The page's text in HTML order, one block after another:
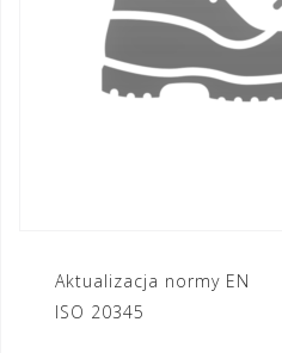
Nawigacja
wpisu
Aktualizacja normy EN
ISO 20345